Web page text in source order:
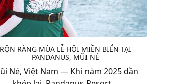
RỘN RÀNG MÙA LỄ HỘI MIỀN BIỂN TẠI
PANDANUS, MŨI NÉ